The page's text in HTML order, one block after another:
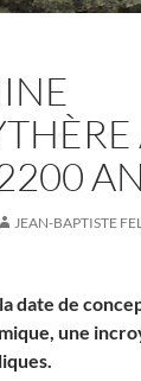
JEAN-BAPTISTE
date de
une